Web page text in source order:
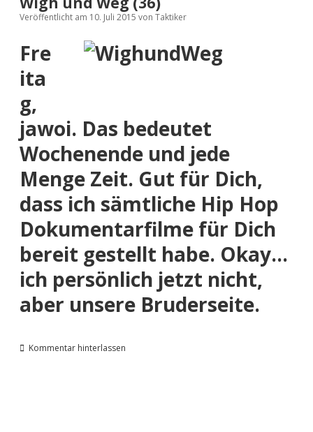
Veröffentlicht am 10. Juli 2015 von Taktiker
Fre
ita
g,
jawoi. Das bedeutet
Wochenende und jede
Menge Zeit. Gut für Dich,
dass ich sämtliche Hip Hop
Dokumentarfilme für Dich
bereit gestellt habe. Okay…
ich persönlich jetzt nicht,
aber unsere Bruderseite.
Kommentar hinterlassen